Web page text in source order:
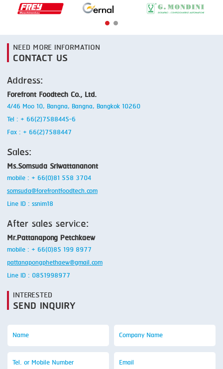
TRAY FORMING
TUMBLING
VACUUM PACKING
VACUUM STUFFING
WASHING
NEED MORE INFORMATION
CONTACT US
Address:
Forefront Foodtech Co., Ltd.
4/46 Moo 10, Bangna, Bangna, Bangkok 10260
Tel : + 66(2)7588445-6
Fax : + 66(2)7588447
Sales:
Ms.Somsuda Sriwattananont
mobile : + 66(0)81 558 3704
somsuda@forefrontfoodtech.com
Line ID : ssnim18
After sales service:
Mr.Pattanapong Petchkaew
mobile : + 66(0)85 199 8977
pattanapongphethaew@gmail.com
Line ID : 0851998977
INTERESTED
SEND INQUIRY